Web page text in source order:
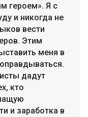
героем». Я с
и никогда не
вести
Этим
меня в
дадут
кто
и заработка в